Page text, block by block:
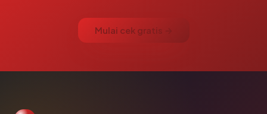
Mulai cek gratis →